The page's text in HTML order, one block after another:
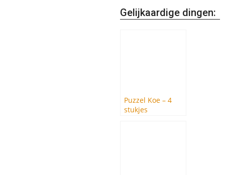
Gelijkaardige dingen:
Puzzel Koe – 4
stukjes